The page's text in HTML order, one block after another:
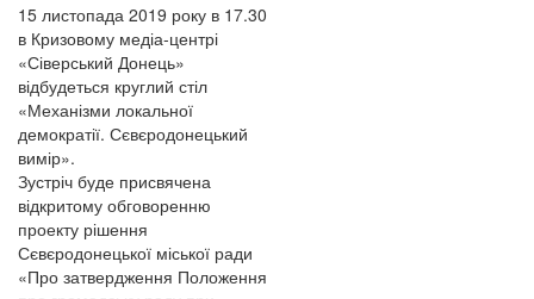
15 листопада 2019 року в 17.30
в Кризовому медіа-центрі
«Сіверський Донець»
відбудеться круглий стіл
«Механізми локальної
демократії. Сєвєродонецький
вимір».
Зустріч буде присвячена
відкритому обговоренню
проекту рішення
Сєвєродонецької міської ради
«Про затвердження Положення